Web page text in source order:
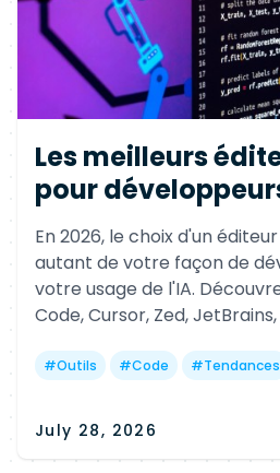
Les meilleurs
pour
En 2026, le choix d'un
autant de votre façon de
votre usage de l'IA.
Code, Cursor, Zed,
votre profil.
#Outils #Code #Tendances
July 28, 2026